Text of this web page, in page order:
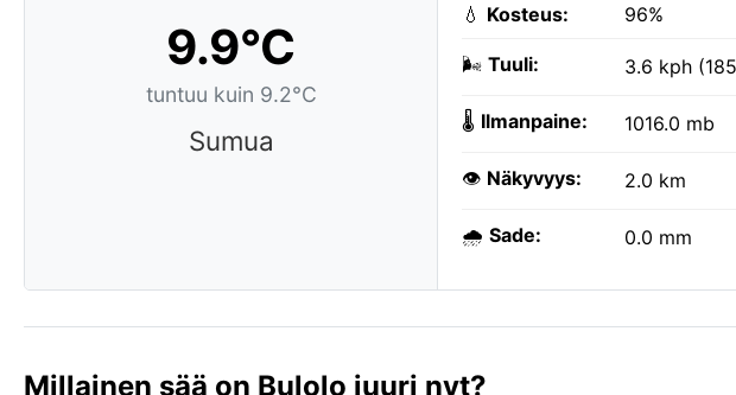
9.9°C
tuntuu kuin 9.2°C
Sumua
💧 Kosteus: 96%
🌬️ Tuuli: 3.6 kph
🌡️ Ilmanpaine: 1016.0 mb
👁️ Näkyvyys: 2.0 km
🌧️ Sade: 0.0 mm
Millainen sää on Bulolo juuri nyt?